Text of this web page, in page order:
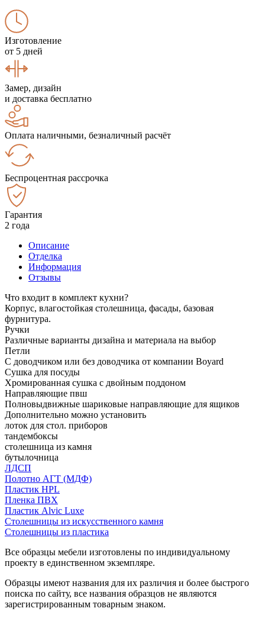
Изготовление
от 5 дней
Замер, дизайн
и доставка бесплатно
Оплата наличными, безналичный расчёт
Беспроцентная рассрочка
Гарантия
2 года
Описание
Отделка
Информация
Отзывы
Что входит в комплект кухни?
Корпус, влагостойкая столешница, фасады, базовая
фурнитура.
Ручки
Различные варианты дизайна и материала на выбор
Петли
С доводчиком или без доводчика от компании Boyard
Сушка для посуды
Хромированная сушка с двойным поддоном
Направляющие пвш
Полновыдвижные шариковые направляющие для ящиков
Дополнительно можно установить
лоток для стол. приборов
тандембоксы
столешница из камня
бутылочница
ЛДСП
Полотно АГТ (МДФ)
Пластик HPL
Пленка ПВХ
Пластик Alvic Luxe
Столешницы из искусственного камня
Столешницы из пластика
Все образцы мебели изготовлены по индивидуальному
проекту в единственном экземпляре.
Образцы имеют названия для их различия и более быстрого
поиска по сайту, все названия образцов не являются
зарегистрированным товарным знаком.